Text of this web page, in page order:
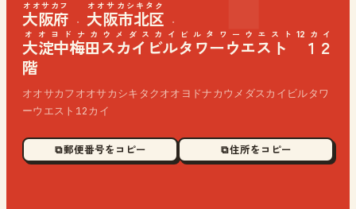
大阪府
オオサカフ
· 大阪市北区
オオサカシキタク
·
大淀中梅田スカイビルタワーウエスト １２
階
オオヨドナカウメダスカイビルタワーウエスト12カイ
オオサカフオオサカシキタクオオヨドナカウメダスカイビルタワ
ーウエスト12カイ
⧉ 郵便番号をコピー ⧉ 住所をコピー